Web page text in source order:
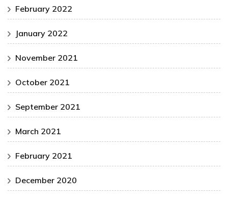
February 2022
January 2022
November 2021
October 2021
September 2021
March 2021
February 2021
December 2020